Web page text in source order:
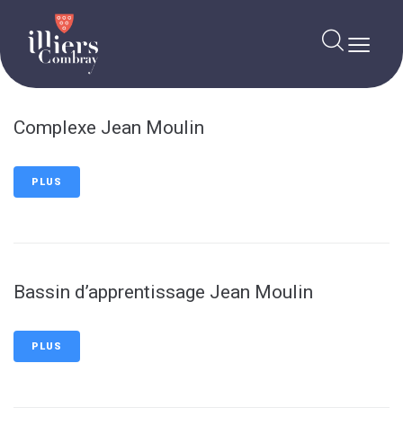
Complexe Jean Moulin
PLUS
Bassin d’apprentissage Jean Moulin
PLUS